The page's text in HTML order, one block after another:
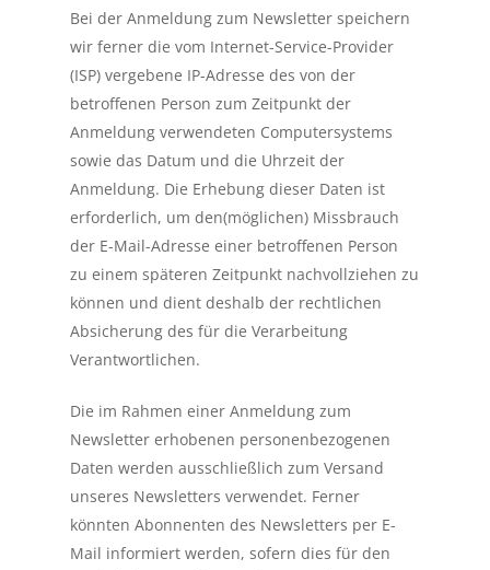
Bei der Anmeldung zum Newsletter speichern
wir ferner die vom Internet-Service-Provider
(ISP) vergebene IP-Adresse des von der
betroffenen Person zum Zeitpunkt der
Anmeldung verwendeten Computersystems
sowie das Datum und die Uhrzeit der
Anmeldung. Die Erhebung dieser Daten ist
erforderlich, um den(möglichen) Missbrauch
der E-Mail-Adresse einer betroffenen Person
zu einem späteren Zeitpunkt nachvollziehen zu
können und dient deshalb der rechtlichen
Absicherung des für die Verarbeitung
Verantwortlichen.
Die im Rahmen einer Anmeldung zum
Newsletter erhobenen personenbezogenen
Daten werden ausschließlich zum Versand
unseres Newsletters verwendet. Ferner
könnten Abonnenten des Newsletters per E-
Mail informiert werden, sofern dies für den